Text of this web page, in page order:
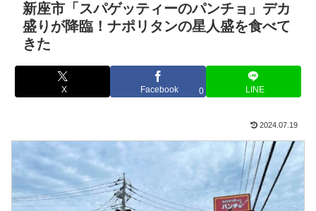
新座市「スパゲッティーのパンチョ」デカ
盛りが降臨！ナポリタンの星人盛を食べて
きた
X Facebook 0 LINE
2024.07.19